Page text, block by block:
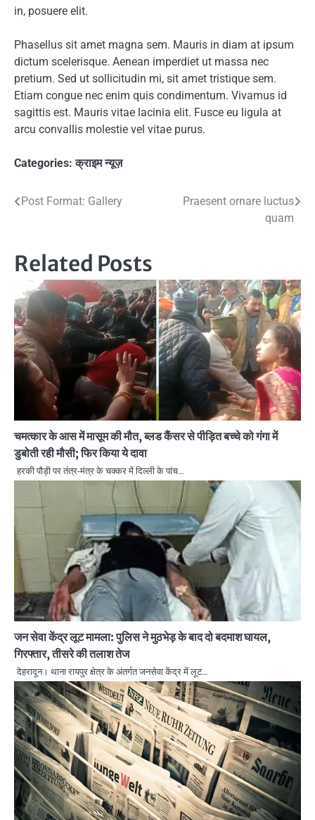
in, posuere elit.
Phasellus sit amet magna sem. Mauris in diam at ipsum
dictum scelerisque. Aenean imperdiet ut massa nec
pretium. Sed ut sollicitudin mi, sit amet tristique sem.
Etiam congue nec enim quis condimentum. Vivamus id
sagittis est. Mauris vitae lacinia elit. Fusce eu ligula at
arcu convallis molestie vel vitae purus.
Categories:क्राइम न्यूज़
Post
Post Format: Gallery
Praesent ornare luctus
quam
Related Posts
चमत्कार के आस में मासूम की मौत, ब्लड कैंसर से पीड़ित बच्चे को गंगा में
डुबोती रही मौसी; फिर किया ये दावा
हरकी पौड़ी पर तंत्र-मंत्र के चक्कर में दिल्ली के पांच…
जन सेवा केंद्र लूट मामला: पुलिस ने मुठभेड़ के बाद दो बदमाश घायल,
गिरफ्तार, तीसरे की तलाश तेज
देहरादून। थाना रायपुर क्षेत्र के अंतर्गत जनसेवा केंद्र में लूट…